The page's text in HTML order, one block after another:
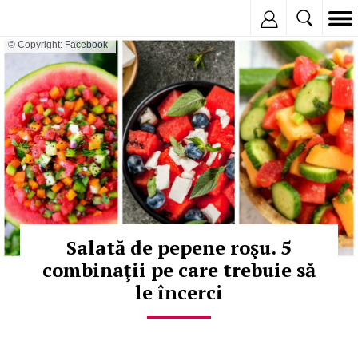
© Copyright: Facebook
Salată de pepene roşu. 5
combinaţii pe care trebuie să
le încerci